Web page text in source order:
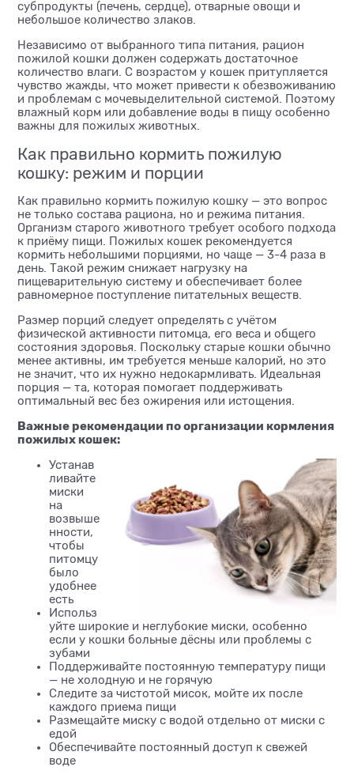
субпродукты (печень, сердце), отварные овощи и
небольшое количество злаков.
Независимо от выбранного типа питания, рацион
пожилой кошки должен содержать достаточное
количество влаги. С возрастом у кошек притупляется
чувство жажды, что может привести к обезвоживанию
и проблемам с мочевыделительной системой. Поэтому
влажный корм или добавление воды в пищу особенно
важны для пожилых животных.
Как правильно кормить пожилую
кошку: режим и порции
Как правильно кормить пожилую кошку — это вопрос
не только состава рациона, но и режима питания.
Организм старого животного требует особого подхода
к приёму пищи. Пожилых кошек рекомендуется
кормить небольшими порциями, но чаще — 3-4 раза в
день. Такой режим снижает нагрузку на
пищеварительную систему и обеспечивает более
равномерное поступление питательных веществ.
Размер порций следует определять с учётом
физической активности питомца, его веса и общего
состояния здоровья. Поскольку старые кошки обычно
менее активны, им требуется меньше калорий, но это
не значит, что их нужно недокармливать. Идеальная
порция — та, которая помогает поддерживать
оптимальный вес без ожирения или истощения.
Важные рекомендации по организации кормления
пожилых кошек:
Устанав
ливайте
миски
на
возвыше
нности,
чтобы
питомцу
было
удобнее
есть
Использ
уйте широкие и неглубокие миски, особенно
если у кошки больные дёсны или проблемы с
зубами
Поддерживайте постоянную температуру пищи
— не холодную и не горячую
Следите за чистотой мисок, мойте их после
каждого приема пищи
Размещайте миску с водой отдельно от миски с
едой
Обеспечивайте постоянный доступ к свежей
воде